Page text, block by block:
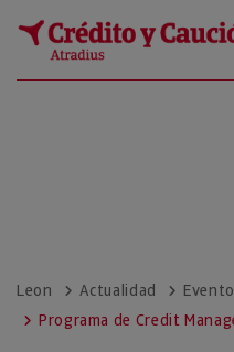
MAYO
Leon Actualidad
Programa de Credit